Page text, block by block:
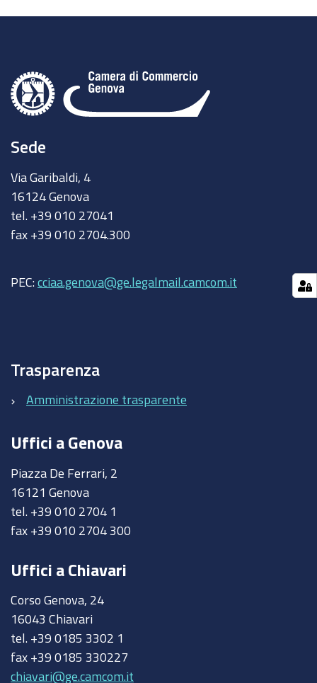
Sede
Via Garibaldi, 4
16124 Genova
tel. +39 010 27041
fax +39 010 2704.300
PEC: cciaa.genova@ge.legalmail.camcom.it
Trasparenza
Amministrazione trasparente
Uffici a Genova
Piazza De Ferrari, 2
16121 Genova
tel. +39 010 2704 1
fax +39 010 2704 300
Uffici a Chiavari
Corso Genova, 24
16043 Chiavari
tel. +39 0185 3302 1
fax +39 0185 330227
chiavari@ge.camcom.it